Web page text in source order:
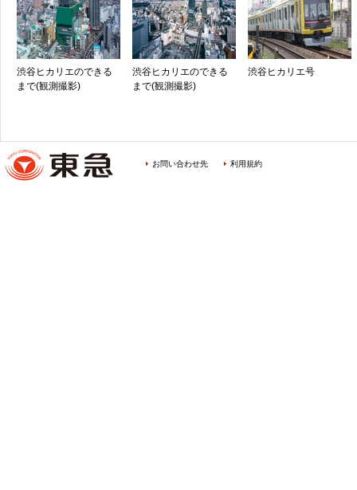
渋谷ヒカリエのできる
まで(観測撮影)
渋谷ヒカリエのできる
まで(観測撮影)
渋谷ヒカリエ号
お問い合わせ先 利用規約